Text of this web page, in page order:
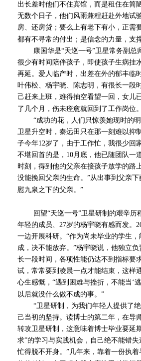
出长差时他们不住宾馆，而是租住在简
无数个日子，他们风雨兼程赶赴外地
房、还房贷；要么上有老下有小，正需
都有不寻常的付出；是信念的力量，支
康国华是“天巡一号”卫星常务副
很少有时间陪伴孩子，即使孩子生病挂
再延。爱人临产时，出差在外的郁丰临
叶伟松、杨宇晓、陈志明，有很长一段
己赶来上班，难得抽空看望一回，女儿
了几个月，伤未痊愈就回到了工作岗位
“成功的花，人们只惊羡她现时的
卫星升空时，秦远田只在那一刻难以抑
子今年12岁了，由于工作忙，我很少回
不堪回首的是，10月底，他已随团队一
时刻，得到他的父亲在接孩子放学的路
没能挽回父亲的生命。”从出事到父亲
慰九泉之下的父亲。”
回望“天巡一号”卫星研制的艰辛
年轻的成员、27岁的杨宇晓有感而发。
一边开展科研。“作为尚未毕业的学生
成，决不能放弃。”杨宇晓说，他独立
长一段时间，各项性能仍达不到指标要
试，常常要到凌晨一点才能结束，这样
心生感慨，“遇到困难与挫折，不能当‘
以后就没什么做不成的事。”
“卫星研制，为我们年轻人提供了
己当初的坚持。读博士的第二年，在导
转攻卫星研制，这意味着博士毕业要延
求”的学习与实践机会，自己绝不能错
忙得脱不开身。”几年来，靠着一份执